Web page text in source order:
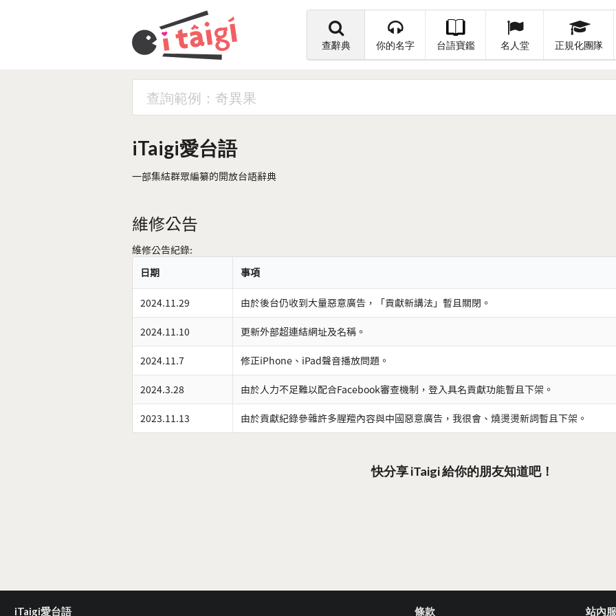
查辭典 你的名字 台語寶鑑 名人堂 正規化團隊
iTaigi愛台語
一部集結群眾編纂的開放台語辭典
維修公告
維修公告紀錄:
日期
事項
2024.11.29 由於後台仍收到大量惡意廣告，「貢獻新講法」暫且關閉。
2024.11.10 更新外部超連結網址及名稱。
2024.11.7 修正iPhone、iPad聲音播放問題。
2024.3.28 由於人力不足難以配合Facebook審查機制，登入具名貢獻功能暫且下架。
2023.11.13 由於貢獻紀錄參雜許多腥羶內容與中國惡意廣告，我很會、燒燙燙新詞暫且下架。
快分享 iTaigi 給你的朋友知道吧！
iTaigi愛台語 條款 站內